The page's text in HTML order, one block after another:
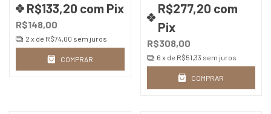
R$148,00
R$133,20 com Pix
2 x de R$74,00 sem juros
COMPRAR
R$308,00
R$277,20 com
Pix
6 x de R$51,33 sem juros
COMPRAR